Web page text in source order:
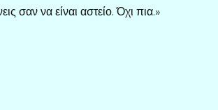
σαν να είναι αστείο. Όχι πια.»